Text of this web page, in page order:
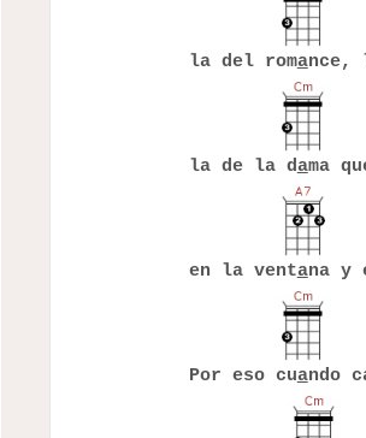
la del romance,
la de la dama
en la ventana y
Por eso cuando